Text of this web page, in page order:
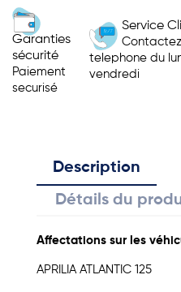
Garanties
sécurité
Paiement
securisé
Service
telephone du
vendredi
Description
Détails du
Affectations sur les
APRILIA ATLANTIC 125